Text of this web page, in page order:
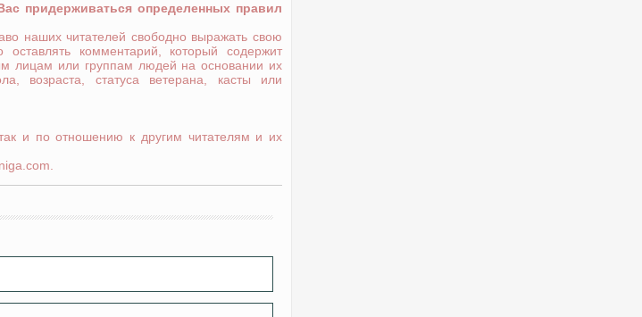
придерживаться определенных правил
наших читателей свободно выражать свою
комментарий, который содержит
лицам или группам людей на основании их
возраста, статуса ветерана, касты или
и по отношению к другим читателям и их